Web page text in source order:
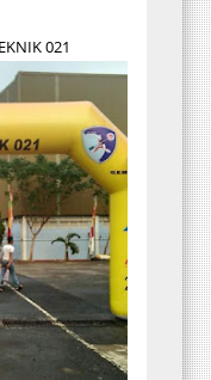
021